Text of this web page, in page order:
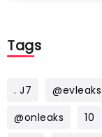
Tags
. J7 @evleaks
@onleaks
10